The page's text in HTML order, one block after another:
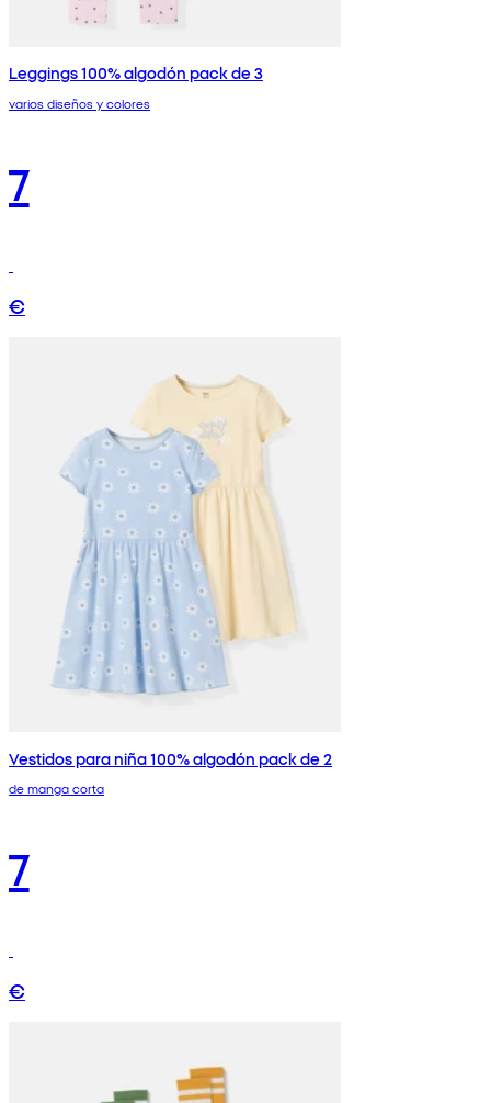
Leggings 100% algodón pack de 3
varios diseños y colores
7
€
Vestidos para niña 100% algodón pack de 2
de manga corta
7
€